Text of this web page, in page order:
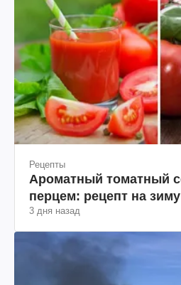
Рецепты
Ароматный томатный
перцем: рецепт на зиму
3 дня назад